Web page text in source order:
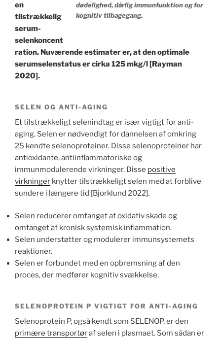
dødelighed, dårlig immunfunktion og for
kognitiv tilbagegang.
en
tilstrækkelig
serum-
selenkoncent
ration. Nuværende estimater er, at den optimale
serumselenstatus er cirka 125 mkg/l [Rayman
2020].
SELEN OG ANTI-AGING
Et tilstrækkeligt selenindtag er især vigtigt for anti-
aging. Selen er nødvendigt for dannelsen af ​​omkring
25 kendte selenoproteiner. Disse selenoproteiner har
antioxidante, antiinflammatoriske og
immunmodulerende virkninger. Disse positive
virkninger knytter tilstrækkeligt selen med at forblive
sundere i længere tid [Bjorklund 2022].
Selen reducerer omfanget af oxidativ skade og
omfanget af kronisk systemisk inflammation.
Selen understøtter og modulerer immunsystemets
reaktioner.
Selen er forbundet med en opbremsning af den
proces, der medfører kognitiv svækkelse.
SELENOPROTEIN P VIGTIGT FOR ANTI-AGING
Selenoprotein P, også kendt som SELENOP, er den
primære transportøraf selen i plasmaet. Som sådan er